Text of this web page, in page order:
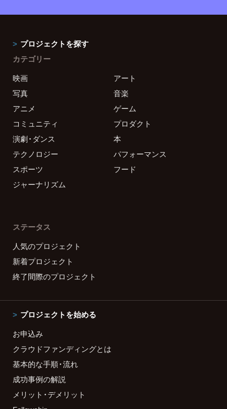
プロジェクトを探す
カテゴリー
映画
アート
写真
音楽
アニメ
ゲーム
コミュニティ
プロダクト
演劇・ダンス
本
テクノロジー
パフォーマンス
スポーツ
フード
ジャーナリズム
ステータス
人気のプロジェクト
新着プロジェクト
終了間際のプロジェクト
プロジェクトを始める
お申込み
クラウドファンディングとは
基本的な手順・流れ
成功事例の解説
メリット・デメリット